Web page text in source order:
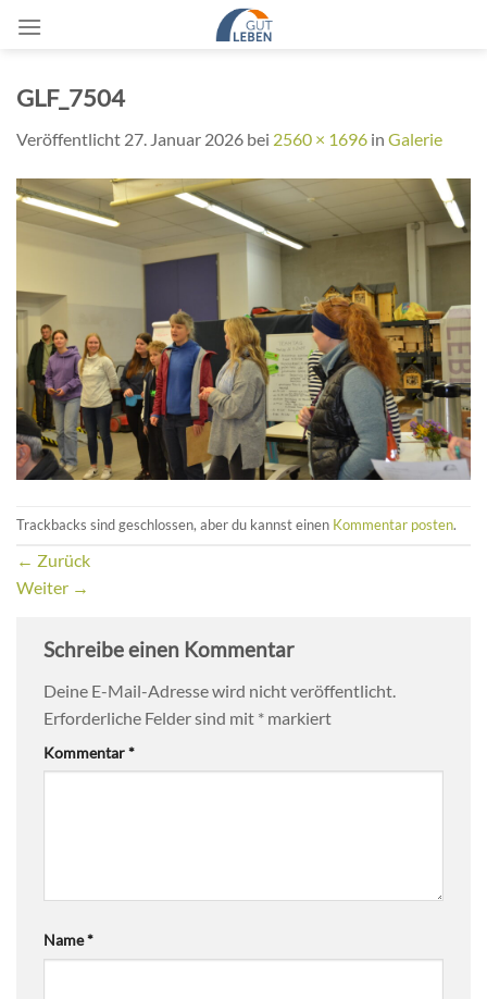
Inhalt
GLF_7504
Veröffentlicht 27. Januar 2026 bei 2560 × 1696 in Galerie
Trackbacks sind geschlossen, aber du kannst einen Kommentar posten.
← Zurück
Weiter →
Schreibe einen Kommentar
Deine E-Mail-Adresse wird nicht veröffentlicht.
Erforderliche Felder sind mit * markiert
Kommentar*
Name*